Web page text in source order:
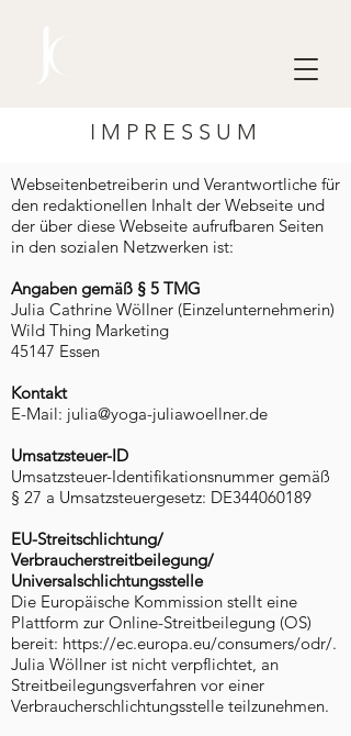
IMPRESSUM
Webseitenbetreiberin und Verantwortliche für
den redaktionellen Inhalt der Webseite und
der über diese Webseite aufrufbaren Seiten
in den sozialen Netzwerken ist:
Angaben gemäß § 5 TMG
Julia Cathrine Wöllner (Einzelunternehmerin)
Wild Thing Marketing
45147 Essen
Kontakt
E-Mail: julia@yoga-juliawoellner.de
Umsatzsteuer-ID
Umsatzsteuer-Identifikationsnummer gemäß
§ 27 a Umsatzsteuergesetz: DE344060189
EU-Streitschlichtung/
Verbraucherstreitbeilegung/
Universalschlichtungsstelle
Die Europäische Kommission stellt eine
Plattform zur Online-Streitbeilegung (OS)
bereit: https://ec.europa.eu/consumers/odr/.
Julia Wöllner ist nicht verpflichtet, an
Streitbeilegungsverfahren vor einer
Verbraucherschlichtungsstelle teilzunehmen.